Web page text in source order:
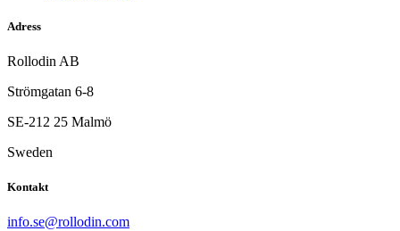
Adress
Rollodin AB
Strömgatan 6-8
SE-212 25 Malmö
Sweden
Kontakt
info.se@rollodin.com